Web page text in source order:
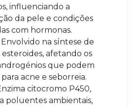
influenciando a
da pele e condições
com hormonas.
Envolvido na síntese de
afetando os
que podem
acne e seborreia.
citocromo P450,
poluentes ambientais,